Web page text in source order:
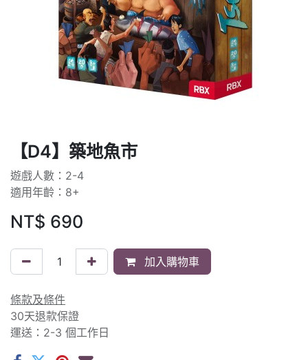
【D4】築地魚市
遊戲人數：2-4
適用年齡：8+
NT$ 690
加入購物車
條款及條件
30天退款保證
運送：2-3 個工作日